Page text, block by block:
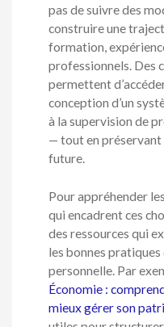
pas de suivre des
construire une
formation,
professionnels. Des
permettent
conception d’un
à la supervision de
— tout en préservant
future.
Pour appréhender
qui encadrent ces
des ressources qui
les bonnes
personnelle. Par
Économie :
mieux gérer son